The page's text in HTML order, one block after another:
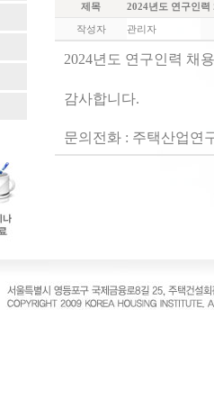
제목 2024년도 연구인
작성자 관리자
2024년도 연구인력 채
감사합니다.
문의전화 : 주택산업연